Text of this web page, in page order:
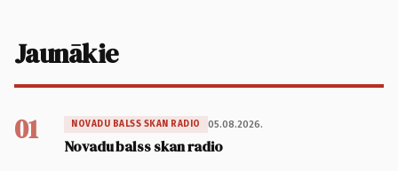
Jaunākie
01 NOVADU BALSS SKAN RADIO 05.08.2026.
Novadu balss skan radio